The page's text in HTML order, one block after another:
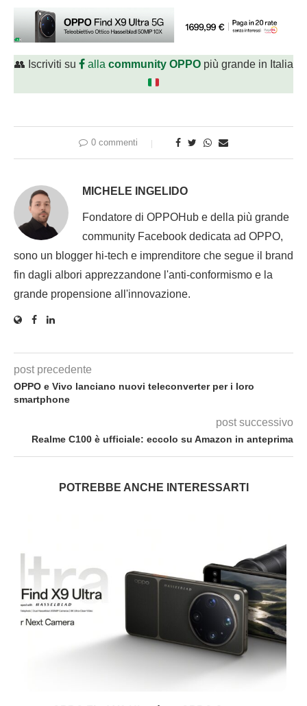
👥 Iscriviti su alla community OPPOpiù grande in Italia
0 commenti
MICHELE INGELIDO
Fondatore di OPPOHub e della più grande
community Facebook dedicata ad OPPO,
sono un blogger hi-tech e imprenditore che segue il brand
fin dagli albori apprezzandone l'anti-conformismo e la
grande propensione all'innovazione.
post precedente
OPPO e Vivo lanciano nuovi teleconverter per i loro
smartphone
post successivo
Realme C100 è ufficiale: eccolo su Amazon in anteprima
POTREBBE ANCHE INTERESSARTI